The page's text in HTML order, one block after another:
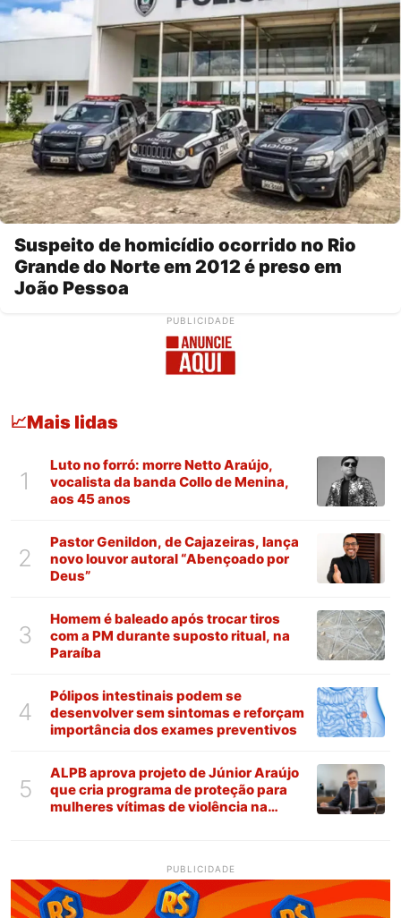
Suspeito de homicídio ocorrido no Rio
Grande do Norte em 2012 é preso em
João Pessoa
PUBLICIDADE
📈Mais lidas
1
Luto no forró: morre Netto Araújo,
vocalista da banda Collo de Menina,
aos 45 anos
2
Pastor Genildon, de Cajazeiras, lança
novo louvor autoral “Abençoado por
Deus”
3
Homem é baleado após trocar tiros
com a PM durante suposto ritual, na
Paraíba
4
Pólipos intestinais podem se
desenvolver sem sintomas e reforçam
importância dos exames preventivos
5
ALPB aprova projeto de Júnior Araújo
que cria programa de proteção para
mulheres vítimas de violência na
PUBLICIDADE